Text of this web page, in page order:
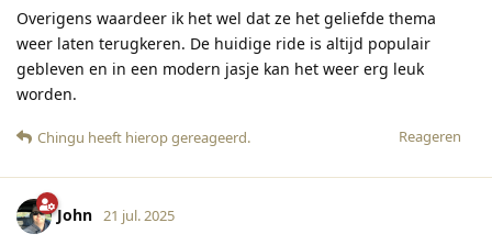
Overigens waardeer ik het wel dat ze het geliefde thema
weer laten terugkeren. De huidige ride is altijd populair
gebleven en in een modern jasje kan het weer erg leuk
worden.
Reageren
Chingu heeft hierop gereageerd.
John 21 jul. 2025